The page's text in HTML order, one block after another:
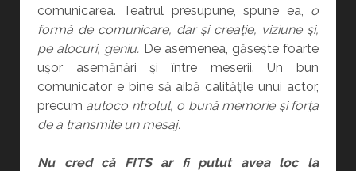
comunicarea. Teatrul presupune, spune ea, o
formă de comunicare, dar şi creaţie, viziune şi,
pe alocuri, geniu. De asemenea, găseşte foarte
uşor asemănări şi între meserii. Un bun
comunicator e bine să aibă calităţile unui actor,
precum autoco ntrolul, o bună memorie şi forţa
de a transmite un mesaj.
Nu cred că FITS ar fi putut avea loc la